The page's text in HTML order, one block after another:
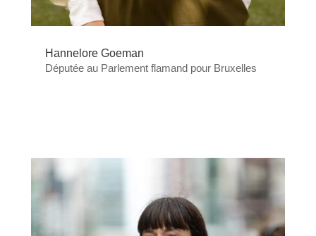
Hannelore Goeman
Députée au Parlement flamand pour Bruxelles